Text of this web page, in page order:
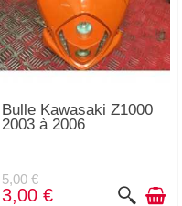
Bulle Kawasaki Z1000
2003 à 2006
5,00 €
3,00 €